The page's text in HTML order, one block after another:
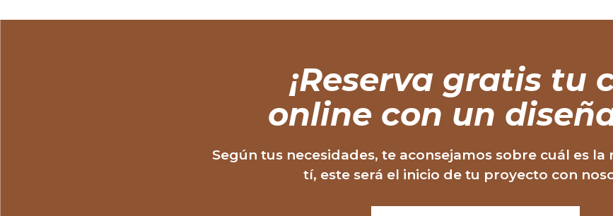
¡Reserva gratis tu
online con un
Según tus necesidades, te aconsejamos sobre cuál es
tí, este será el inicio de tu proyecto con